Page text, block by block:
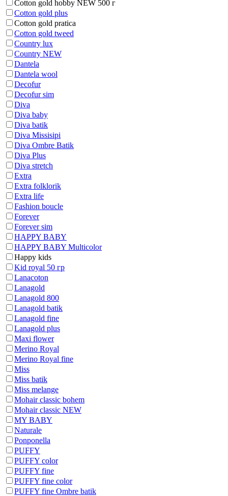
Cotton gold hobby NEW 500 г
Cotton gold plus
Cotton gold pratica
Cotton gold tweed
Country lux
Country NEW
Dantela
Dantela wool
Decofur
Decofur sim
Diva
Diva baby
Diva batik
Diva Missisipi
Diva Ombre Batik
Diva Plus
Diva stretch
Extra
Extra folklorik
Extra life
Fashion boucle
Forever
Forever sim
HAPPY BABY
HAPPY BABY Multicolor
Happy kids
Kid royal 50 гр
Lanacoton
Lanagold
Lanagold 800
Lanagold batik
Lanagold fine
Lanagold plus
Maxi flower
Merino Royal
Merino Royal fine
Miss
Miss batik
Miss melange
Mohair classic bohem
Mohair classic NEW
MY BABY
Naturale
Ponponella
PUFFY
PUFFY color
PUFFY fine
PUFFY fine color
PUFFY fine Ombre batik